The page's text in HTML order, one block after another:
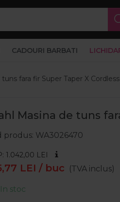
CADOURI BARBATI
fara fir Super Taper X Cordless
Masina de tuns
produs WA3026470
1.042,00 LEI
LEI / buc (TVA inclus)
In stoc